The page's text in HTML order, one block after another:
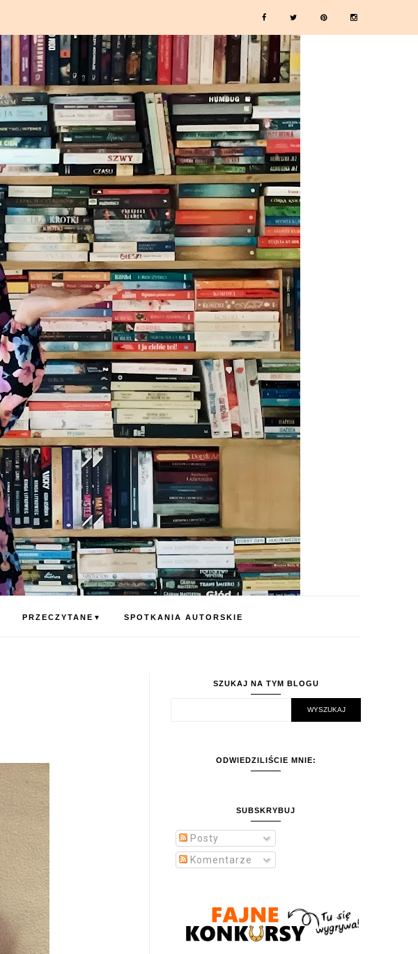
PRZECZYTANE ▼ SPOTKANIA AUTORSKIE
SZUKAJ NA TYM BLOGU
ODWIEDZILIŚCIE MNIE:
SUBSKRYBUJ
Posty
Komentarze